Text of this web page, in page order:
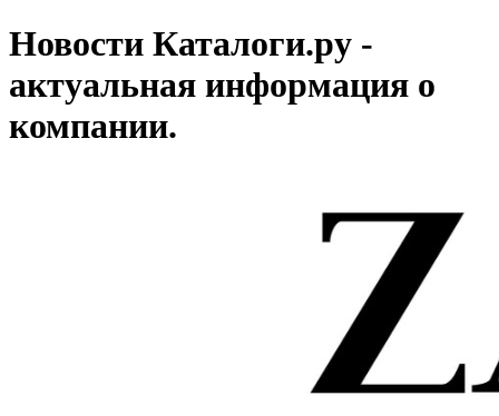
Новости Каталоги.ру -
актуальная информация о
компании.